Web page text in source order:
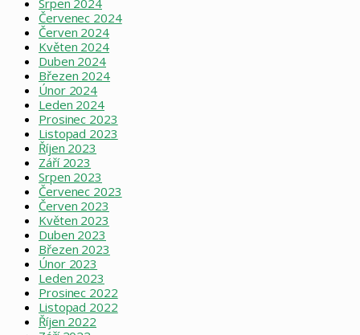
Červenec 2024
Červen 2024
Květen 2024
Duben 2024
Březen 2024
Únor 2024
Leden 2024
Prosinec 2023
Listopad 2023
Říjen 2023
Září 2023
Srpen 2023
Červenec 2023
Červen 2023
Květen 2023
Duben 2023
Březen 2023
Únor 2023
Leden 2023
Prosinec 2022
Listopad 2022
Říjen 2022